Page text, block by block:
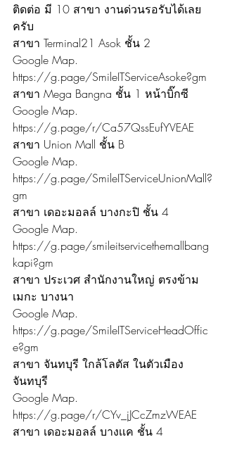
ติดต่อ มี 10 สาขา งานด่วนรอรับได้เลย
ครับ
สาขา Terminal21 Asok ชั้น 2
Google Map.
https://g.page/SmileITServiceAsoke?gm
สาขา Mega Bangna ชั้น 1 หน้าบิ๊กซี
Google Map.
https://g.page/r/Ca57QssEufYVEAE
สาขา Union Mall ชั้น B
Google Map.
https://g.page/SmileITServiceUnionMall?
gm
สาขา เดอะมอลล์ บางกะปิ ชั้น 4
Google Map.
https://g.page/smileitservicethemallbang
kapi?gm
สาขา ประเวศ สำนักงานใหญ่ ตรงข้าม
เมกะ บางนา
Google Map.
https://g.page/SmileITServiceHeadOffic
e?gm
สาขา จันทบุรี ใกล้โลตัส ในตัวเมือง
จันทบุรี
Google Map.
https://g.page/r/CYv_jJCcZmzWEAE
สาขา เดอะมอลล์ บางเเค ชั้น 4